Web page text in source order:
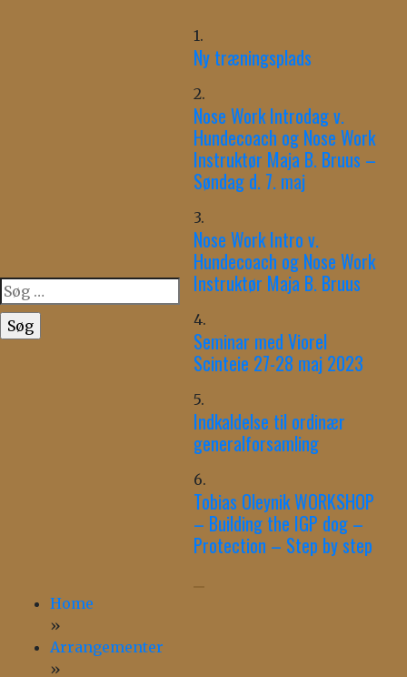
Søg
efter:
1.
Ny træningsplads
2.
Nose Work Introdag v.
Hundecoach og Nose Work
Instruktør Maja B. Bruus –
Søndag d. 7. maj
3.
Nose Work Intro v.
Hundecoach og Nose Work
Instruktør Maja B. Bruus
4.
Seminar med Viorel
Scinteie 27-28 maj 2023
5.
Indkaldelse til ordinær
generalforsamling
6.
Tobias Oleynik WORKSHOP
– Building the IGP dog –
Protection – Step by step
Home
»
Arrangementer
»